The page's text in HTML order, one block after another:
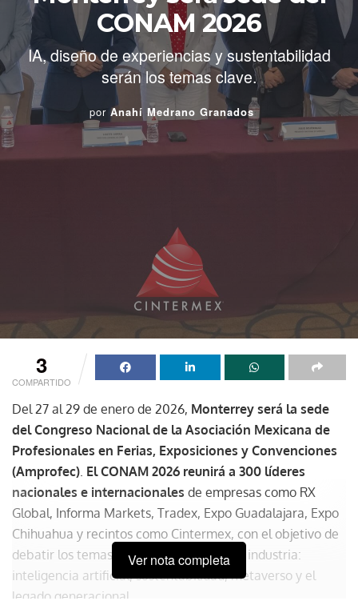
CONAM 2026
IA, diseño de experiencias y sustentabilidad
serán los temas clave.
por Anahí Medrano Granados
3
COMPARTIDO
Del 27 al 29 de enero de 2026, Monterrey será la sede
del Congreso Nacional de la Asociación Mexicana de
Profesionales en Ferias, Exposiciones y Convenciones
(Amprofec). El CONAM 2026 reunirá a 300 líderes
nacionales e internacionales de empresas como RX
Global, Informa Markets, Tradex, Expo Guadalajara, Expo
Chihuahua y recintos como Cintermex, con el objetivo de
debatir los temas más importantes de la industria:
inteligencia artificial, sustentabilidad, metaverso y el
legado generacional.
Ver nota completa